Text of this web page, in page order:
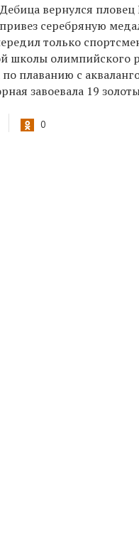
вернулся
серебряную
только
школы
плаванию с
завоевала 19
0